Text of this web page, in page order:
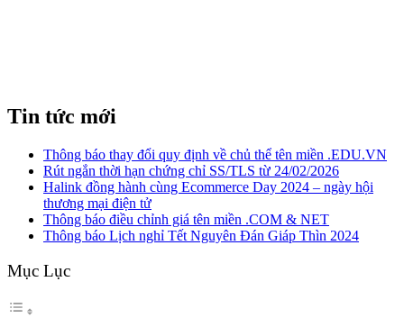
Tin tức mới
Thông báo thay đổi quy định về chủ thể tên miền .EDU.VN
Rút ngắn thời hạn chứng chỉ SS/TLS từ 24/02/2026
Halink đồng hành cùng Ecommerce Day 2024 – ngày hội
thương mại điện tử
Thông báo điều chỉnh giá tên miền .COM & NET
Thông báo Lịch nghỉ Tết Nguyên Đán Giáp Thìn 2024
Mục Lục